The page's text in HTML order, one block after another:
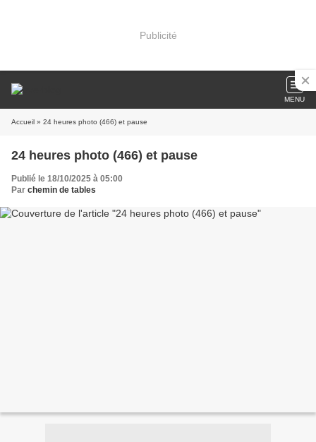
Publicité
MENU
Accueil » 24 heures photo (466) et pause
24 heures photo (466) et pause
Publié le 18/10/2025 à 05:00
Par chemin de tables